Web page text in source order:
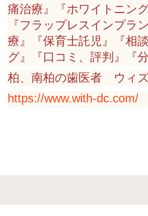
痛治療』『ホワイトニン
『フラップレスインプラ
療』『保育士託児』『相
グ』『口コミ、評判』『
柏、南柏の歯医者 ウィ
https://www.with-dc.com/